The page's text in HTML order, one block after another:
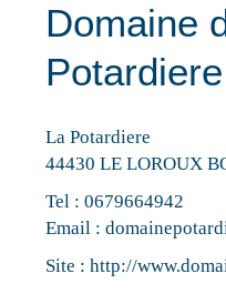
Domaine
Potardiere
La Potardiere
44430 LE LOROUX
Tel :0679664942
Email :
Site :http://